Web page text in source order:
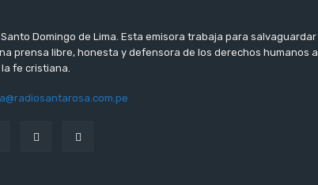
Domingo de Lima. Esta emisora trabaja para salvaguardar
prensa libre, honesta y defensora de los derechos humanos a
fe cristiana.